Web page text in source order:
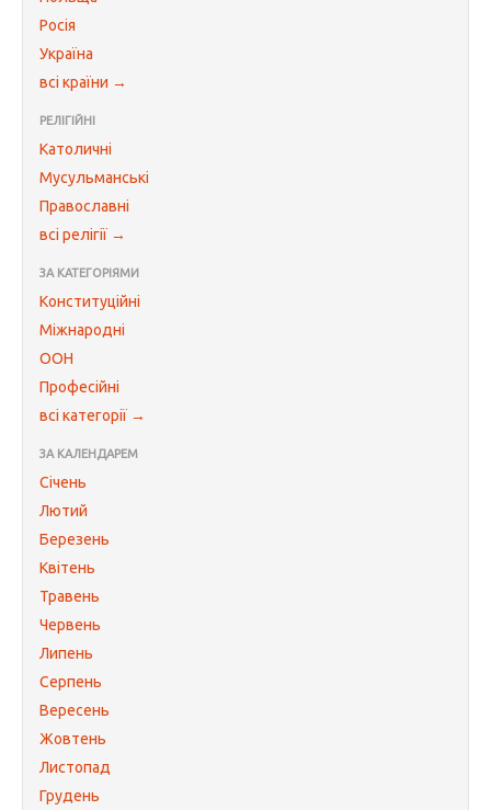
Росія
Україна
всі країни →
РЕЛІГІЙНІ
Католичні
Мусульманські
Православні
всі релігії →
ЗА КАТЕГОРІЯМИ
Конституційні
Міжнародні
ООН
Професійні
всі категорії →
ЗА КАЛЕНДАРЕМ
Січень
Лютий
Березень
Квітень
Травень
Червень
Липень
Серпень
Вересень
Жовтень
Листопад
Грудень